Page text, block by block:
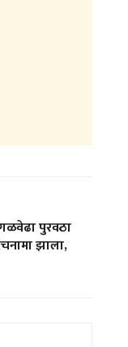
पुरवठा
झाला,